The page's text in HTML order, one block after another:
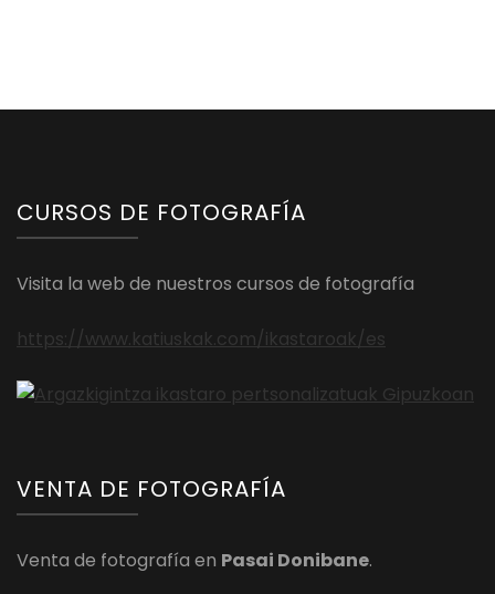
CURSOS DE FOTOGRAFÍA
Visita la web de nuestros cursos de fotografía
https://www.katiuskak.com/ikastaroak/es
VENTA DE FOTOGRAFÍA
Venta de fotografía en Pasai Donibane.